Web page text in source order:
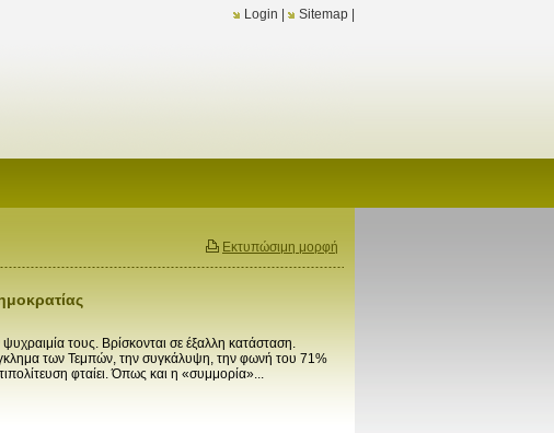
Login Sitemap
Εκτυπώσιμη μορφή
τους. Βρίσκονται σε έξαλλη κατάσταση.
των Τεμπών, την συγκάλυψη, την φωνή του 71%
φταίει. Όπως και η «συμμορία»...